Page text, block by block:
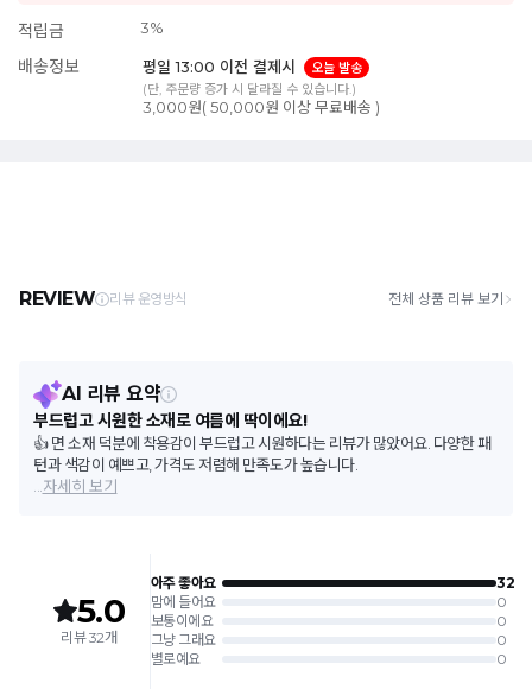
적립금 3%
배송정보 평일 13:00 이전 결제시
오늘 발송
(단, 주문량 증가 시 달라질 수 있습니다.)
3,000원( 50,000원 이상 무료배송 )